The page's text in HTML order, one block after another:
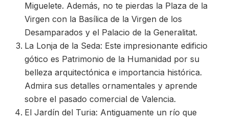
Miguelete. Además, no te pierdas la Plaza de la
Virgen con la Basílica de la Virgen de los
Desamparados y el Palacio de la Generalitat.
La Lonja de la Seda: Este impresionante edificio
gótico es Patrimonio de la Humanidad por su
belleza arquitectónica e importancia histórica.
Admira sus detalles ornamentales y aprende
sobre el pasado comercial de Valencia.
El Jardín del Turia: Antiguamente un río que